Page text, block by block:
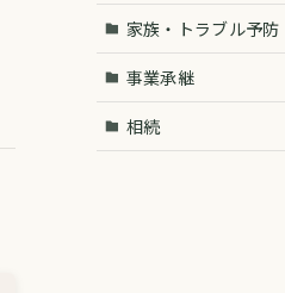
家族・トラブル予防
事業承継
相続